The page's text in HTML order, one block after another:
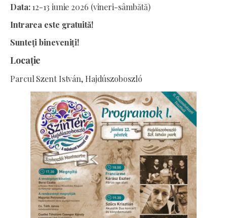
Data:12-13 iunie 2026 (vineri-sâmbătă)
Intrarea este gratuită!
Sunteți bineveniți!
Locație
Parcul Szent István, Hajdúszoboszló